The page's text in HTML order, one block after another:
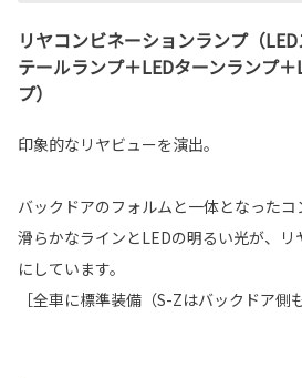
リヤコンビネーションランプ（
テールランプ＋LEDターンランプ
プ）
印象的なリヤビューを演出。
バックドアのフォルムと一体となったコ
滑らかなラインとLEDの明るい光が、リ
にしています。
［全車に標準装備（S-Zはバックドア側